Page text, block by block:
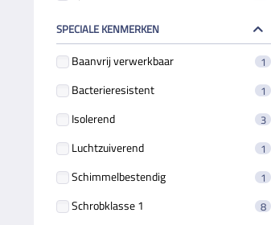
SPECIALE KENMERKEN
Baanvrij verwerkbaar 1
Bacterieresistent 1
Isolerend 3
Luchtzuiverend 1
Schimmelbestendig 1
Schrobklasse 1 8